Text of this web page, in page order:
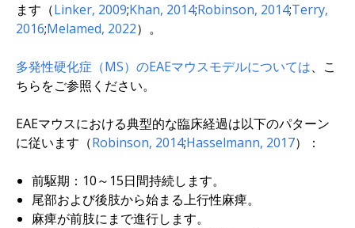
ます（Linker, 2009;Khan, 2014;Robinson, 2014;Terry,
2016;Melamed, 2022）。
多発性硬化症（MS）のEAEマウスモデルについては、こ
ちらをご参照ください。
EAEマウスにおける典型的な臨床経過は以下のパターン
に従います（Robinson, 2014;Hasselmann, 2017）：
前駆期：10～15日間持続します。
尾部および後肢から始まる上行性麻痺。
麻痺が前肢にまで進行します。